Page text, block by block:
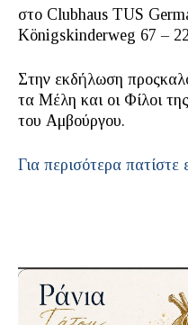
στο Clubhaus TUS
Königskinderweg 67 –
Στην εκδήλωση
τα Μέλη και οι Φίλοι
του Αμβούργου.
Για περισότερα πατίστε